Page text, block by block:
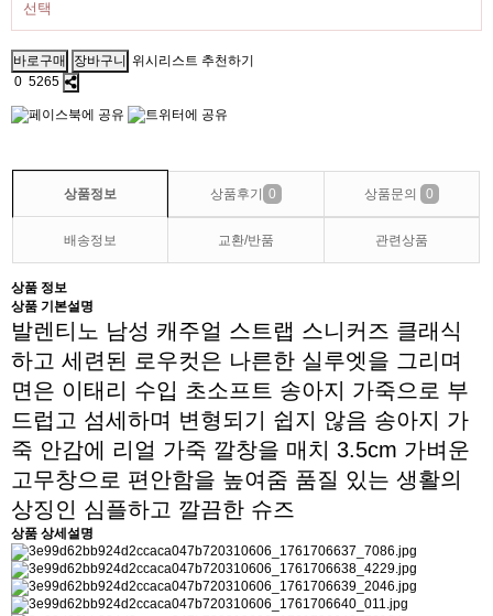
위시리스트 추천하기
0 5265
상품정보 상품후기 0 상품문의 0
배송정보 교환/반품 관련상품
상품 정보
상품 기본설명
발렌티노 남성 캐주얼 스트랩 스니커즈 클래식
하고 세련된 로우컷은 나른한 실루엣을 그리며
면은 이태리 수입 초소프트 송아지 가죽으로 부
드럽고 섬세하며 변형되기 쉽지 않음 송아지 가
죽 안감에 리얼 가죽 깔창을 매치 3.5cm 가벼운
고무창으로 편안함을 높여줌 품질 있는 생활의
상징인 심플하고 깔끔한 슈즈
상품 상세설명